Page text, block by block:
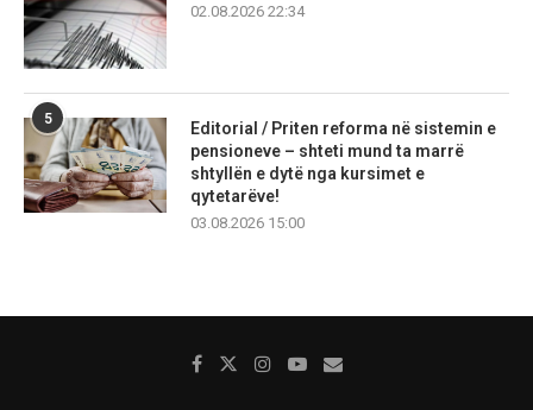
02.08.2026 22:34
5
Editorial / Priten reforma në sistemin e
pensioneve – shteti mund ta marrë
shtyllën e dytë nga kursimet e
qytetarëve!
03.08.2026 15:00